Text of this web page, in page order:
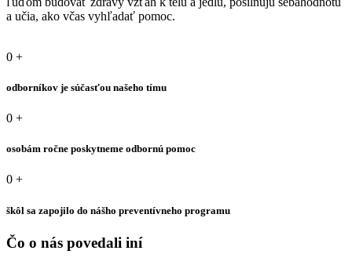
a učia, ako včas vyhľadať pomoc.
0 +
odborníkov je súčasťou našeho tímu
0 +
osobám ročne poskytneme odbornú pomoc
0 +
škôl sa zapojilo do nášho preventívneho programu
Čo o nás povedali iní​